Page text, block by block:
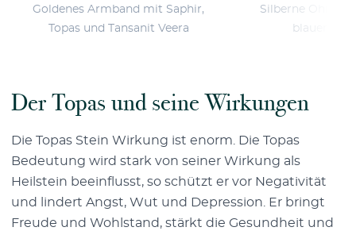
Goldenes Armband mit Saphir,
Topas und Tansanit Veera
Silberne
blauen
Der Topas und seine Wirkungen
Die Topas Stein Wirkung ist enorm. Die Topas
Bedeutung wird stark von seiner Wirkung als
Heilstein beeinflusst, so schützt er vor Negativität
und lindert Angst, Wut und Depression. Er bringt
Freude und Wohlstand, stärkt die Gesundheit und